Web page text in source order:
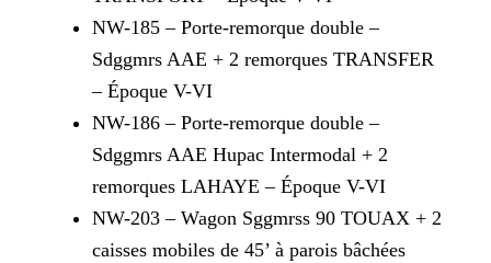
NW-185 – Porte-remorque double –
Sdggmrs AAE + 2 remorques TRANSFER
– Époque V-VI
NW-186 – Porte-remorque double –
Sdggmrs AAE Hupac Intermodal + 2
remorques LAHAYE – Époque V-VI
NW-203 – Wagon Sggmrss 90 TOUAX + 2
caisses mobiles de 45’ à parois bâchées